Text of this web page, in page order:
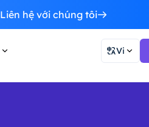
Liên hệ với chúng tôi
Vi